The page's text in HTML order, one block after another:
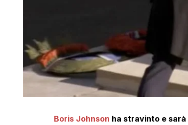
Boris Johnson ha stravinto e sarà